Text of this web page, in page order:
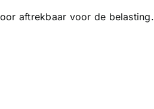
aftrekbaar voor de belasting.